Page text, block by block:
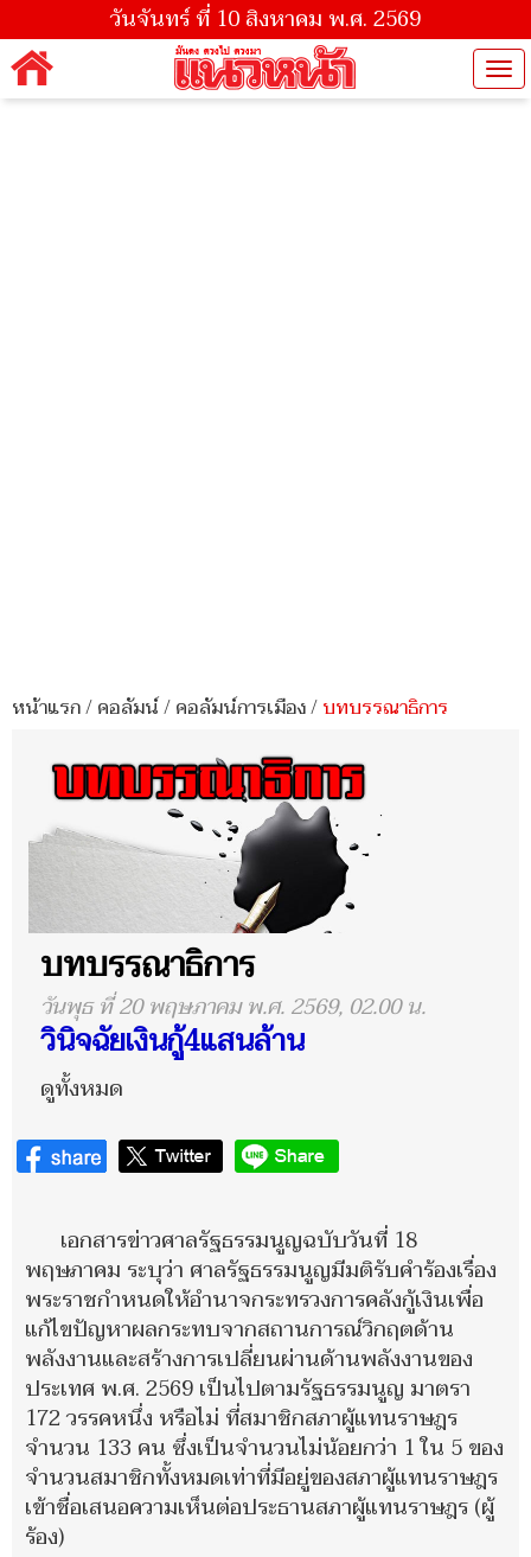
วันจันทร์ ที่ 10 สิงหาคม พ.ศ. 2569
หน้าแรก/คอลัมน์/คอลัมน์การเมือง/บทบรรณาธิการ
บทบรรณาธิการ
วันพุธ ที่ 20 พฤษภาคม พ.ศ. 2569, 02.00 น.
วินิจฉัยเงินกู้4แสนล้าน
ดูทั้งหมด
เอกสารข่าวศาลรัฐธรรมนูญฉบับวันที่ 18
พฤษภาคม ระบุว่า ศาลรัฐธรรมนูญมีมติรับคำร้องเรื่อง
พระราชกำหนดให้อำนาจกระทรวงการคลังกู้เงินเพื่อ
แก้ไขปัญหาผลกระทบจากสถานการณ์วิกฤตด้าน
พลังงานและสร้างการเปลี่ยนผ่านด้านพลังงานของ
ประเทศ พ.ศ. 2569 เป็นไปตามรัฐธรรมนูญ มาตรา
172 วรรคหนึ่ง หรือไม่ ที่สมาชิกสภาผู้แทนราษฎร
จำนวน 133 คน ซึ่งเป็นจำนวนไม่น้อยกว่า 1 ใน 5 ของ
จำนวนสมาชิกทั้งหมดเท่าที่มีอยู่ของสภาผู้แทนราษฎร
เข้าชื่อเสนอความเห็นต่อประธานสภาผู้แทนราษฎร (ผู้
ร้อง)